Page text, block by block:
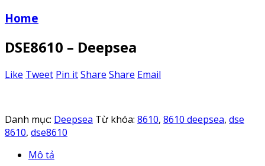
Home
DSE8610 – Deepsea
Like Tweet Pin itShare Share Email
Danh mục: Deepsea Từ khóa: 8610, 8610 deepsea, dse
8610, dse8610
Mô tả